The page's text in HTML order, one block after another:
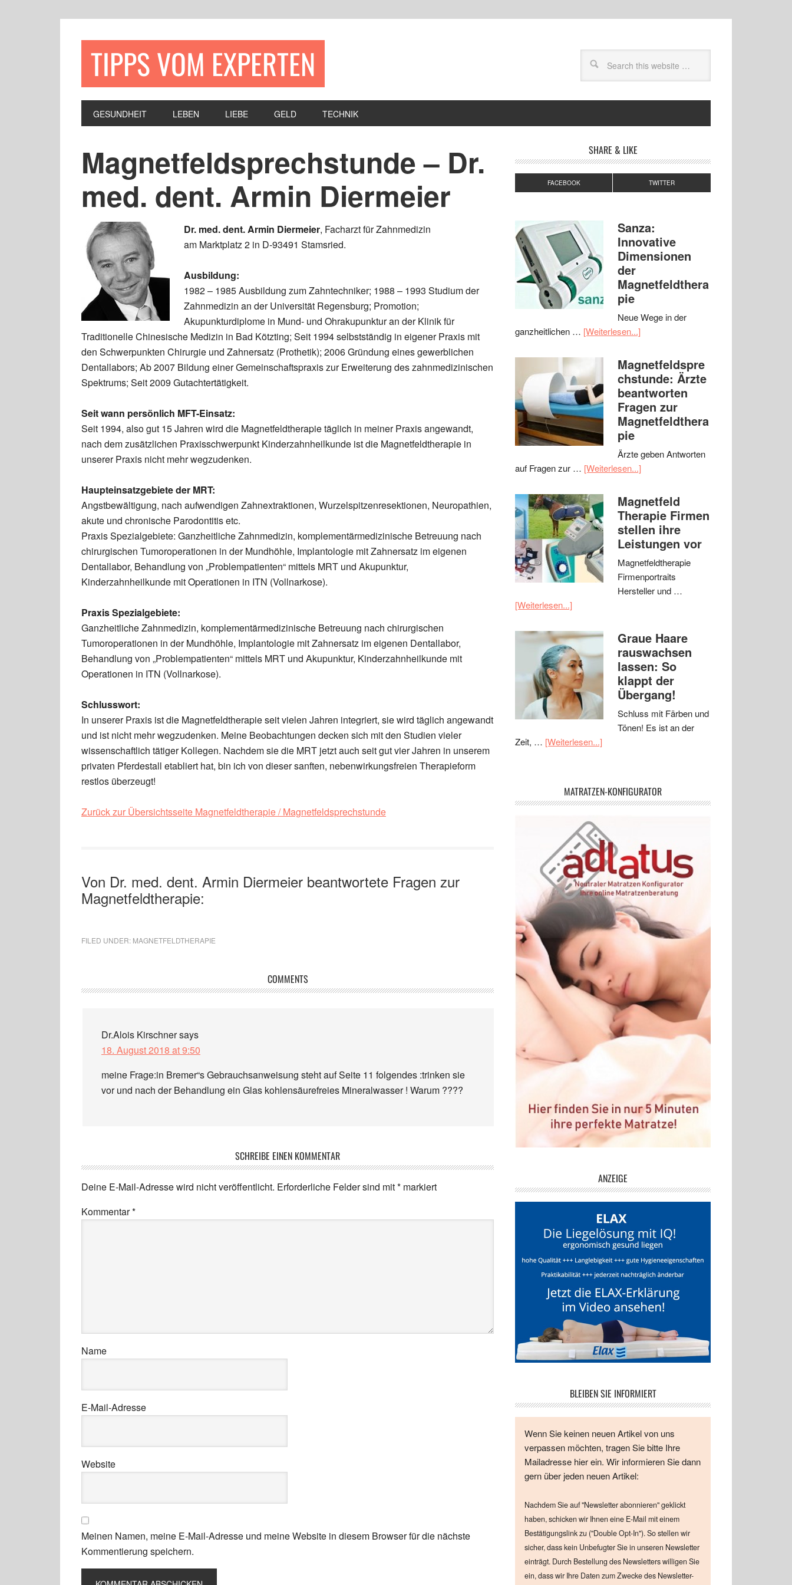
TIPPS VOM EXPERTEN
GESUNDHEIT LEBEN LIEBE GELD TECHNIK
Magnetfeldsprechstunde – Dr.
med. dent. Armin Diermeier
Dr. med. dent. Armin Diermeier, Facharzt für Zahnmedizin
am Marktplatz 2 in D-93491 Stamsried.
Ausbildung:
1982 – 1985 Ausbildung zum Zahntechniker; 1988 – 1993 Studium der
Zahnmedizin an der Universität Regensburg; Promotion;
Akupunkturdiplome in Mund- und Ohrakupunktur an der Klinik für
Traditionelle Chinesische Medizin in Bad Kötzting; Seit 1994 selbstständig in eigener Praxis mit
den Schwerpunkten Chirurgie und Zahnersatz (Prothetik); 2006 Gründung eines gewerblichen
Dentallabors; Ab 2007 Bildung einer Gemeinschaftspraxis zur Erweiterung des zahnmedizinischen
Spektrums; Seit 2009 Gutachtertätigkeit.
Seit wann persönlich MFT-Einsatz:
Seit 1994, also gut 15 Jahren wird die Magnetfeldtherapie täglich in meiner Praxis angewandt,
nach dem zusätzlichen Praxisschwerpunkt Kinderzahnheilkunde ist die Magnetfeldtherapie in
unserer Praxis nicht mehr wegzudenken.
Haupteinsatzgebiete der MRT:
Angstbewältigung, nach aufwendigen Zahnextraktionen, Wurzelspitzenresektionen, Neuropathien,
akute und chronische Parodontitis etc.
Praxis Spezialgebiete: Ganzheitliche Zahnmedizin, komplementärmedizinische Betreuung nach
chirurgischen Tumoroperationen in der Mundhöhle, Implantologie mit Zahnersatz im eigenen
Dentallabor, Behandlung von „Problempatienten“ mittels MRT und Akupunktur,
Kinderzahnheilkunde mit Operationen in ITN (Vollnarkose).
Praxis Spezialgebiete:
Ganzheitliche Zahnmedizin, komplementärmedizinische Betreuung nach chirurgischen
Tumoroperationen in der Mundhöhle, Implantologie mit Zahnersatz im eigenen Dentallabor,
Behandlung von „Problempatienten“ mittels MRT und Akupunktur, Kinderzahnheilkunde mit
Operationen in ITN (Vollnarkose).
Schlusswort:
In unserer Praxis ist die Magnetfeldtherapie seit vielen Jahren integriert, sie wird täglich angewandt
und ist nicht mehr wegzudenken. Meine Beobachtungen decken sich mit den Studien vieler
wissenschaftlich tätiger Kollegen. Nachdem sie die MRT jetzt auch seit gut vier Jahren in unserem
privaten Pferdestall etabliert hat, bin ich von dieser sanften, nebenwirkungsfreien Therapieform
restlos überzeugt!
Zurück zur Übersichtsseite Magnetfeldtherapie / Magnetfeldsprechstunde
Von Dr. med. dent. Armin Diermeier beantwortete Fragen zur
Magnetfeldtherapie:
FILED UNDER: MAGNETFELDTHERAPIE
COMMENTS
Dr.Alois Kirschnersays
18. August 2018 at 9:50
meine Frage:in Bremer“s Gebrauchsanweisung steht auf Seite 11 folgendes :trinken sie
vor und nach der Behandlung ein Glas kohlensäurefreies Mineralwasser ! Warum ????
SCHREIBE EINEN KOMMENTAR
Deine E-Mail-Adresse wird nicht veröffentlicht. Erforderliche Felder sind mit* markiert
Kommentar*
Name
E-Mail-Adresse
Website
Meinen Namen, meine E-Mail-Adresse und meine Website in diesem Browser für die nächste
Kommentierung speichern.
SHARE & LIKE
FACEBOOK TWITTER
Sanza:
Innovative
Dimensionen
der
Magnetfeldthera
pie
Neue Wege in der
ganzheitlichen … [Weiterlesen...]
Magnetfeldspre
chstunde: Ärzte
beantworten
Fragen zur
Magnetfeldthera
pie
Ärzte geben Antworten
auf Fragen zur … [Weiterlesen...]
Magnetfeld
Therapie Firmen
stellen ihre
Leistungen vor
Magnetfeldtherapie
Firmenportraits
Hersteller und …
[Weiterlesen...]
Graue Haare
rauswachsen
lassen: So
klappt der
Übergang!
Schluss mit Färben und
Tönen! Es ist an der
Zeit, … [Weiterlesen...]
MATRATZEN-KONFIGURATOR
ANZEIGE
BLEIBEN SIE INFORMIERT
Wenn Sie keinen neuen Artikel von uns
verpassen möchten, tragen Sie bitte Ihre
Mailadresse hier ein. Wir informieren Sie dann
gern über jeden neuen Artikel:
Nachdem Sie auf "Newsletter abonnieren" geklickt
haben, schicken wir Ihnen eine E-Mail mit einem
Bestätigungslink zu ("Double Opt-In"). So stellen wir
sicher, dass kein Unbefugter Sie in unseren Newsletter
einträgt. Durch Bestellung des Newsletters willigen Sie
ein, dass wir Ihre Daten zum Zwecke des Newsletter-